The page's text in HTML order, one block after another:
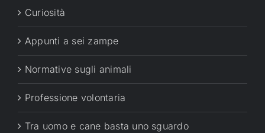
Curiosità
Appunti a sei zampe
Normative sugli animali
Professione volontaria
Tra uomo e cane basta uno sguardo